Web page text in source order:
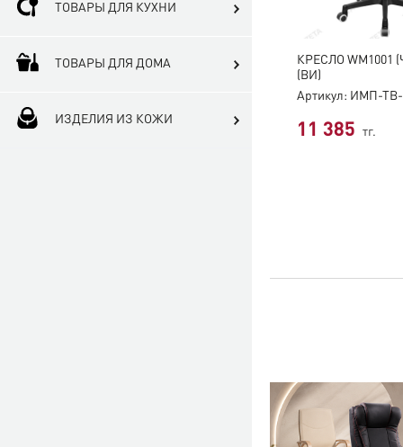
ТОВАРЫ ДЛЯ КУХНИ
ТОВАРЫ ДЛЯ ДОМА
ИЗДЕЛИЯ ИЗ КОЖИ
КРЕСЛО WM1001
(ВИ)
Артикул: ИМП-ТВ-
11 385 тг.